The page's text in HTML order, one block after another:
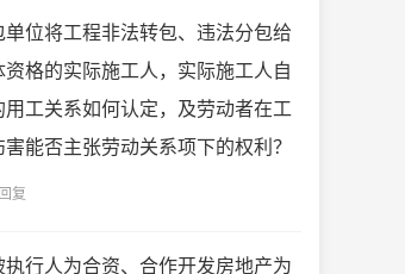
位将工程非法转包、违法分包给
格的实际施工人，实际施工人自
工关系如何认定，及劳动者在工
能否主张劳动关系项下的权利？
复
行人为合资、合作开发房地产为